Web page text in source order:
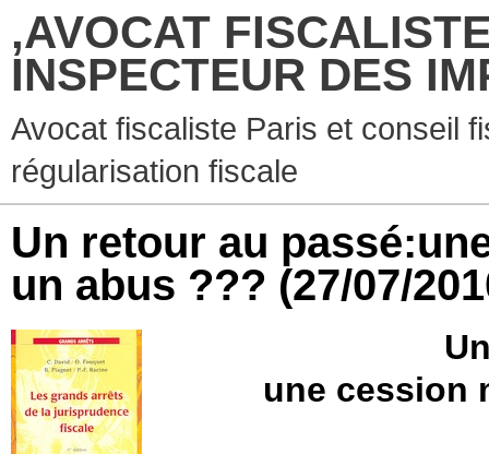
,AVOCAT
INSPECTEUR DES
Avocat fiscaliste Paris et conseil
régularisation fiscale
Un retour au
un abus ??? (27/07/
une cession